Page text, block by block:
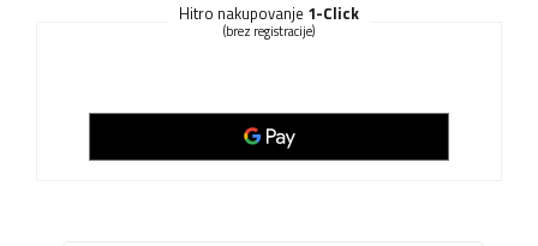
Hitro nakupovanje 1-Click
(brez registracije)